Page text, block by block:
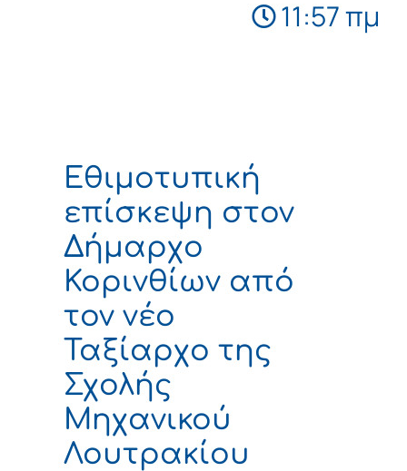
11:57 πμ
Εθιμοτυπική
επίσκεψη στον
Δήμαρχο
Κορινθίων από
τον νέο
Ταξίαρχο της
Σχολής
Μηχανικού
Λουτρακίου